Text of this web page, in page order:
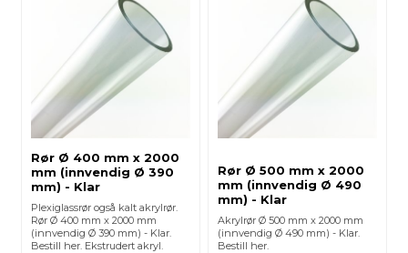
Rør Ø 400 mm x 2000
mm (innvendig Ø 390
mm) - Klar
Plexiglassrør også kalt akrylrør.
Rør Ø 400 mm x 2000 mm
(innvendig Ø 390 mm) - Klar.
Bestill her. Ekstrudert akryl.
Rør Ø 500 mm x 2000
mm (innvendig Ø 490
mm) - Klar
Akrylrør Ø 500 mm x 2000 mm
(innvendig Ø 490 mm) - Klar.
Bestill her.